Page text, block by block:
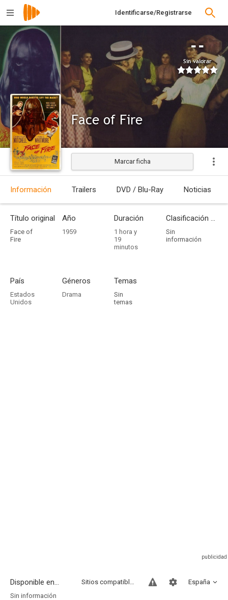
Identificarse/Registrarse
--
Sin valorar
Face of Fire
Estrenada
Marcar ficha
Información Trailers DVD / Blu-Ray Noticias
Título original
Face of
Fire
Año
1959
Duración
1 hora y
19
minutos
Clasificación por edades
Sin
información
País
Estados
Unidos
Géneros
Drama
Temas
Sin
temas
Disponible en... España
Sitios compatibles
Sin información